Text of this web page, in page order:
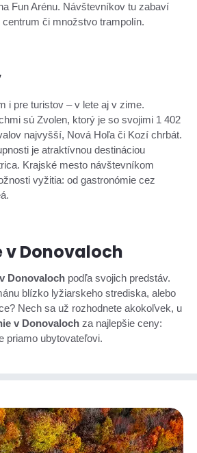
Fun Arénu. Návštevníkov tu zabaví
centrum či množstvo trampolín.
i pre turistov – v lete aj v zime.
sú Zvolen, ktorý je so svojimi 1 402
najvyšší, Nová Hoľa či Kozí chrbát.
je atraktívnou destináciou
Krajské mesto návštevníkom
vyžitia: od gastronómie cez
Donovaloch
Donovaloch podľa svojich predstáv.
blízko lyžiarskeho strediska, alebo
Nech sa už rozhodnete akokoľvek, u
v Donovaloch za najlepšie ceny:
priamo ubytovateľovi.